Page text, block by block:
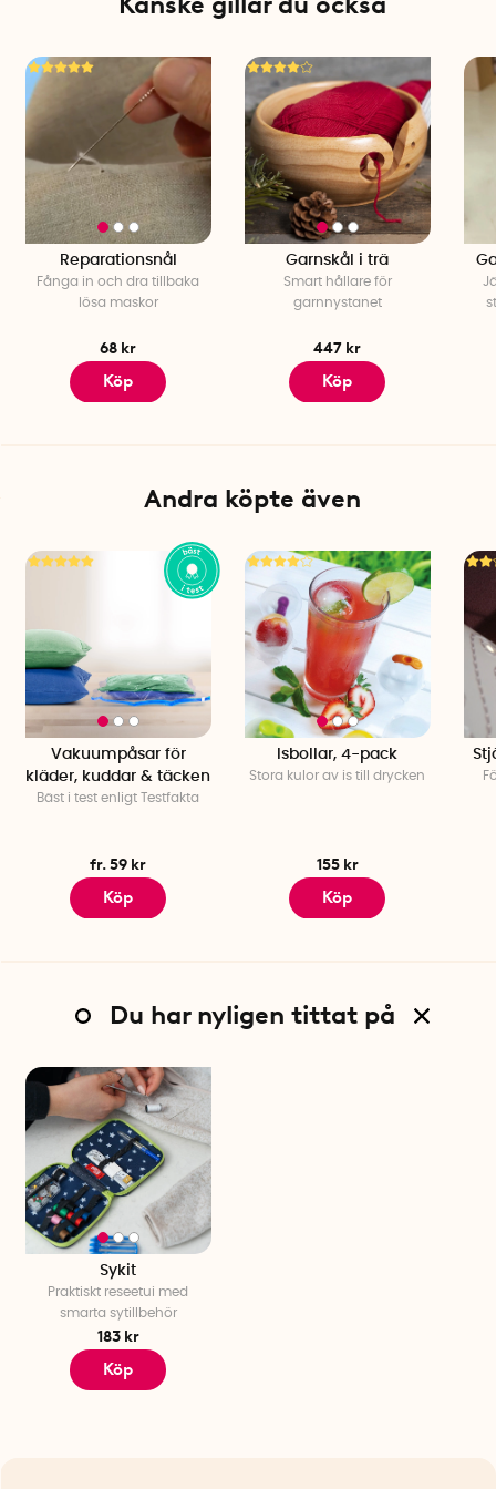
Mått fodral: 11 cm x 12 cm x 3 cm
Reparationsnål
Fånga in och dra tillbaka
lösa maskor
68 kr
Köp
Garnskål i trä
Smart hållare för
garnnystanet
447 kr
Köp
Andra köpte även
Vakuumpåsar för
kläder, kuddar & täcken
Bäst i test enligt Testfakta
fr. 59 kr
Köp
Isbollar, 4-pack
Stora kulor av is till drycken
155 kr
Köp
Du har nyligen tittat på
Sykit
Praktiskt reseetui med
smarta sytillbehör
183 kr
Köp